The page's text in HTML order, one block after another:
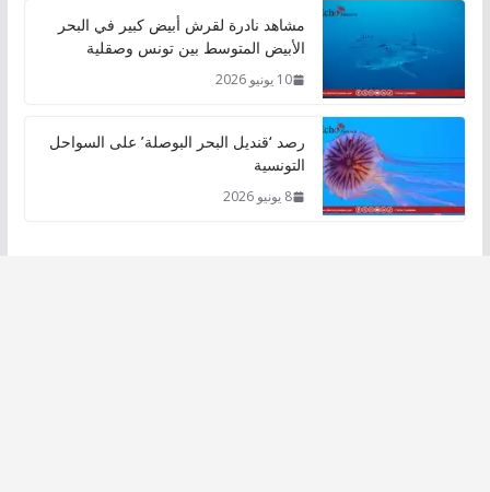
مشاهد نادرة لقرش أبيض كبير في البحر
الأبيض المتوسط بين تونس وصقلية
10 يونيو 2026
رصد ‘قنديل البحر البوصلة’ على السواحل
التونسية
8 يونيو 2026